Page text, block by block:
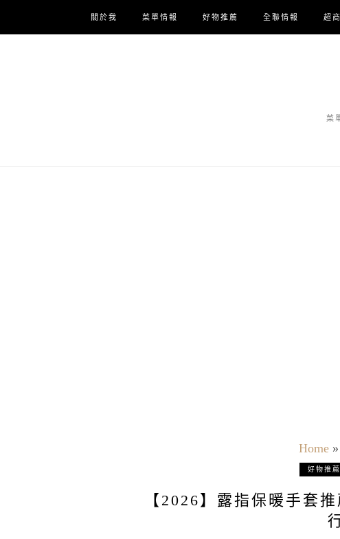
關於我 菜單情報 好物推薦 全聯情報 超
菜
Home»
好物推薦
【2026】露指保暖手套